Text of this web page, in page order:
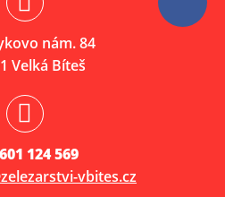
nám. 84
Velká Bíteš
601 124 569
vbites.cz